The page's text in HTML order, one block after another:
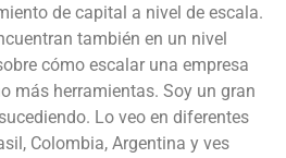
de capital a nivel de escala.
también en un nivel
cómo escalar una empresa
más herramientas. Soy un gran
Lo veo en diferentes
Colombia, Argentina y ves